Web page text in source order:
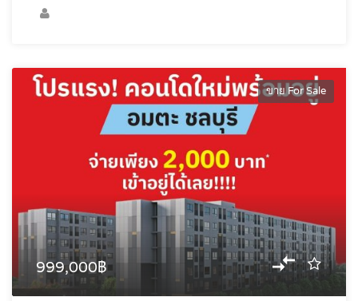
ขาย For Sale
999,000฿